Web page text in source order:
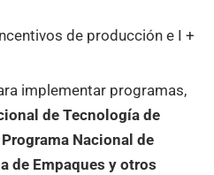
de producción e I +
implementar programas,
de Tecnología de
Nacional de
de Empaques y otros